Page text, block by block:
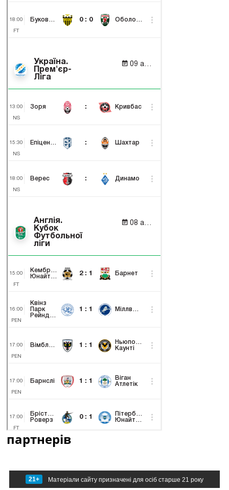
партнерів
21+ Матеріали сайту призначені для осіб старше 21 року